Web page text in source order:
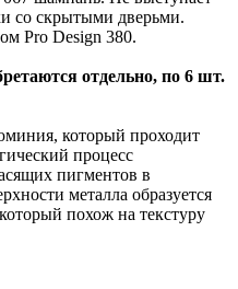
со скрытыми дверьми.
Pro Design 380.
отдельно, по 6 шт.
который проходит
процесс
пигментов в
металла образуется
похож на текстуру